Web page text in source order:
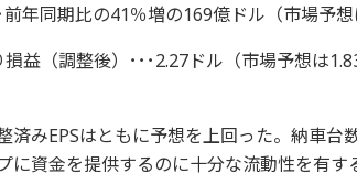
年同期比の41％増の169億ドル（市場予想
益（調整後）･･･2.27ドル（市場予想は1.83
済みEPSはともに予想を上回った。納車
に資金を提供するのに十分な流動性を有す